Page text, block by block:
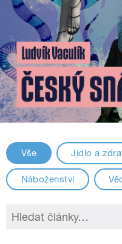
Vše Jídlo a
Náboženství